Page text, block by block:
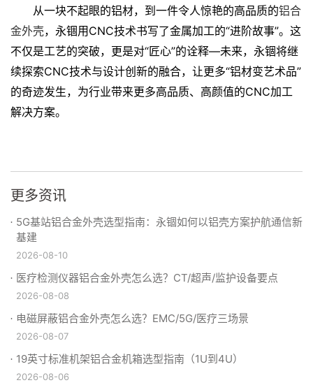
从一块不起眼的铝材，到一件令人惊艳的高品质的铝合
金外壳，永锢用 CNC技术书写了金属加工的“进阶故事”。这
不仅是工艺的突破，更是对“匠心”的诠释—未来，永锢将继
续探索CNC技术与设计创新的融合，让更多“铝材变艺术品”
的奇迹发生，为行业带来更多高品质、高颜值的CNC加工
解决方案。
更多资讯
5G基站铝合金外壳选型指南：永锢如何以铝壳方案护航通信新
基建
2026-08-10
医疗检测仪器铝合金外壳怎么选？CT/超声/监护设备要点
2026-08-08
电磁屏蔽铝合金外壳怎么选？EMC/5G/医疗三场景
2026-08-07
19英寸标准机架铝合金机箱选型指南（1U到4U）
2026-08-06